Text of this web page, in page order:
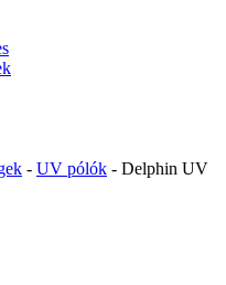
- UV pólók - Delphin UV